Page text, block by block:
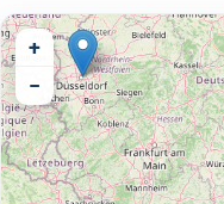
+
−